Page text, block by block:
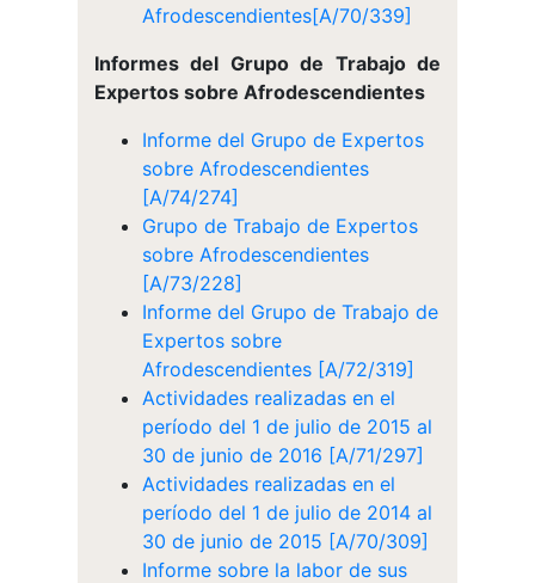
Afrodescendientes[A/70/339]
Informes del Grupo de Trabajo de
Expertos sobre Afrodescendientes
Informe del Grupo de Expertos
sobre Afrodescendientes
[A/74/274]
Grupo de Trabajo de Expertos
sobre Afrodescendientes
[A/73/228]
Informe del Grupo de Trabajo de
Expertos sobre
Afrodescendientes [A/72/319]
Actividades realizadas en el
período del 1 de julio de 2015 al
30 de junio de 2016 [A/71/297]
Actividades realizadas en el
período del 1 de julio de 2014 al
30 de junio de 2015 [A/70/309]
Informe sobre la labor de sus